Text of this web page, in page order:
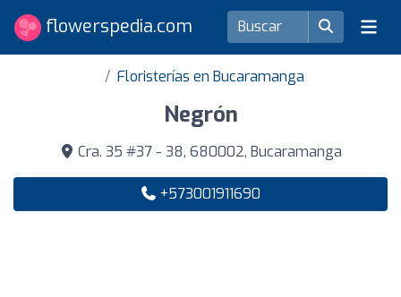
flowerspedia.com
Floristerías en Bucaramanga
Negrón
Cra. 35 #37 - 38, 680002, Bucaramanga
+573001911690